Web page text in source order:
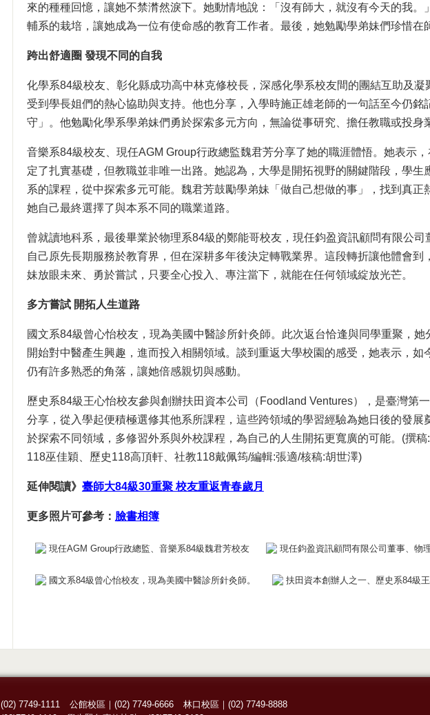
來的種種回憶，讓她不禁潸然淚下。她動情地說：「沒有師大，就沒有今天的我
輔系的栽培，讓她成為一位有使命感的教育工作者。最後，她勉勵學弟妹們珍惜在
跨出舒適圈 發現不同的自我
化學系84級校友、彰化縣成功高中林克修校長，深感化學系校友間的團結互助及
受到學長姐們的熱心協助與支持。他也分享，入學時施正雄老師的一句話至今仍
守」。他勉勵化學系學弟妹們勇於探索多元方向，無論從事研究、擔任教職或投身
音樂系84級校友、現任AGM Group行政總監魏君芳分享了她的職涯體悟。她表示
定了扎實基礎，但教職並非唯一出路。她認為，大學是開拓視野的關鍵階段，學
系的課程，從中探索多元可能。魏君芳鼓勵學弟妹「做自己想做的事」，找到真
她自己最終選擇了與本系不同的職業道路。
曾就讀地科系，最後畢業於物理系84級的鄭能哥校友，現任鈞盈資訊顧問有限公司
自己原先長期服務於教育界，但在深耕多年後決定轉戰業界。這段轉折讓他體會
妹放眼未來、勇於嘗試，只要全心投入、專注當下，就能在任何領域綻放光芒。
多方嘗試 開拓人生道路
國文系84級曾心怡校友，現為美國中醫診所針灸師。此次返台恰逢與同學重聚，
開始對中醫產生興趣，進而投入相關領域。談到重返大學校園的感受，她表示，如
仍有許多熟悉的角落，讓她倍感親切與感動。
歷史系84級王心怡校友參與創辦扶田資本公司（Foodland Ventures），是臺灣第
分享，從入學起便積極選修其他系所課程，這些跨領域的學習經驗為她日後的發展
於探索不同領域，多修習外系與外校課程，為自己的人生開拓更寬廣的可能。(撰
118巫佳穎、歷史118高頂軒、社教118戴佩筠/編輯:張適/核稿:胡世澤)
延伸閱讀》 臺師大84級30重聚 校友重返青春歲月
更多照片可參考： 臉書相簿
現任AGM Group行政總監、音樂系84級魏君芳校友 現任鈞盈資訊顧問有限公司董事、物
國文系84級曾心怡校友，現為美國中醫診所針灸師。 扶田資本創辦人之一、歷史系84級
(02) 7749-1111 公館校區｜ (02) 7749-6666 林口校區｜ (02) 7749-8888